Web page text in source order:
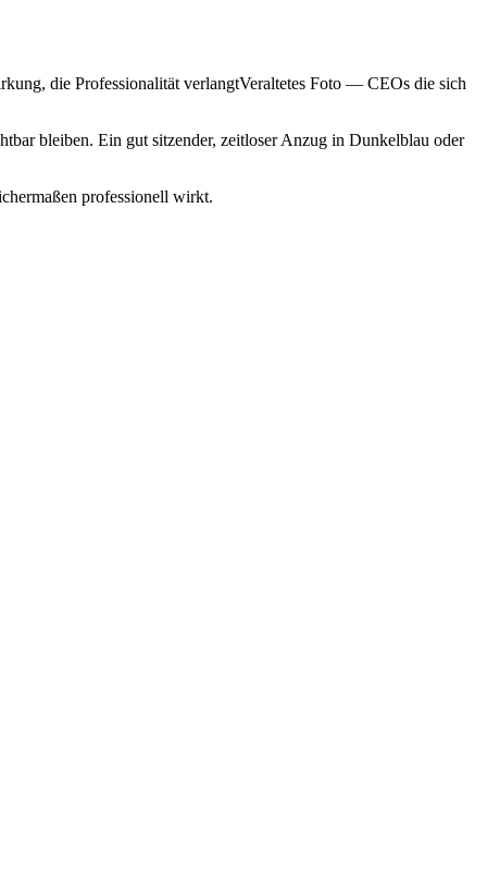
die Professionalität verlangtVeraltetes Foto — CEOs die sich
bleiben. Ein gut sitzender, zeitloser Anzug in Dunkelblau oder
professionell wirkt.